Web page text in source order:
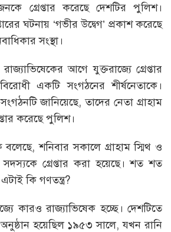
গ্রেপ্তার করেছে দেশটির পুলিশ।
ঘটনায় ‘গভীর উদ্বেগ’ প্রকাশ করেছে
সংস্থা।
আগে যুক্তরাজ্যে গ্রেপ্তার
একটি সংগঠনের শীর্ষনেতাকে।
জানিয়েছে, তাদের নেতা গ্রাহাম
করেছে পুলিশ।
শনিবার সকালে গ্রাহাম স্মিথ ও
গ্রেপ্তার করা হয়েছে। শত শত
কি গণতন্ত্র?
কারও রাজ্যাভিষেক হচ্ছে। দেশটিতে
হয়েছিল ১৯৫৩ সালে, যখন রানি